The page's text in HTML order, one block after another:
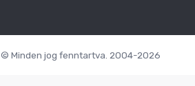
© Minden jog fenntartva. 2004-2026